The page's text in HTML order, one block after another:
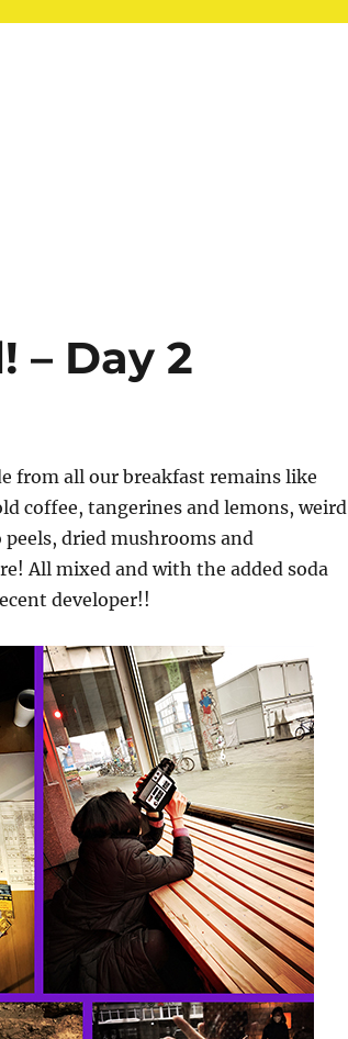
– Day 2
from all our breakfast remains like
coffee, tangerines and lemons, weird
dried mushrooms and
All mixed and with the added soda
developer!!